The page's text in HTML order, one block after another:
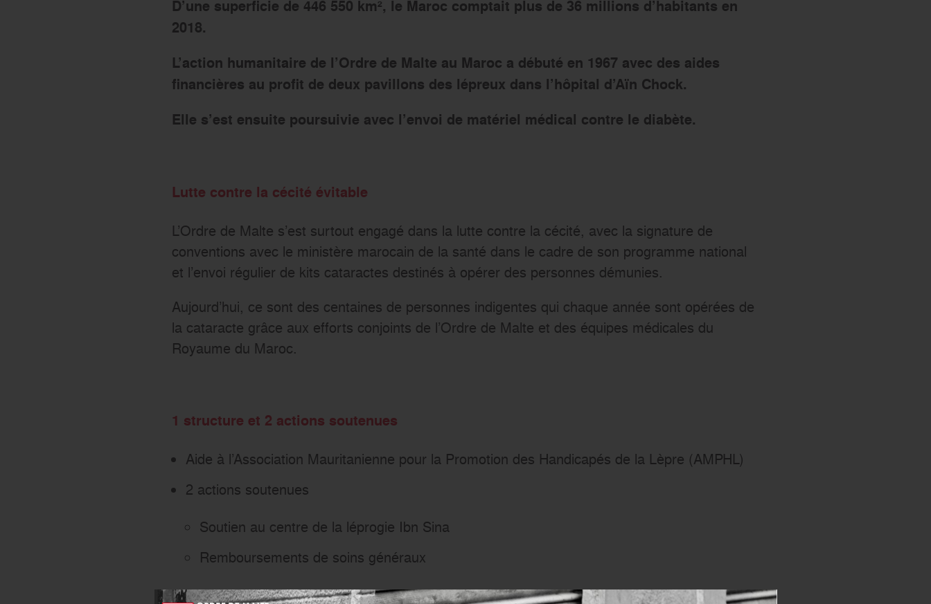
D’une superficie de 446 550 km², le Maroc comptait plus de 36 millions d’habitants en
2018.
L’action humanitaire de l’Ordre de Malte au Maroc a débuté en 1967 avec des aides
financières au profit de deux pavillons des lépreux dans l’hôpital d’Aïn Chock.
Elle s’est ensuite poursuivie avec l’envoi de matériel médical contre le diabète.
Lutte contre la cécité évitable
L’Ordre de Malte s’est surtout engagé dans la lutte contre la cécité, avec la signature de
conventions avec le ministère marocain de la santé dans le cadre de son programme national
et l’envoi régulier de kits cataractes destinés à opérer des personnes démunies.
Aujourd’hui, ce sont des centaines de personnes indigentes qui chaque année sont opérées de
la cataracte grâce aux efforts conjoints de l’Ordre de Malte et des équipes médicales du
Royaume du Maroc.
1 structure et 2 actions soutenues
Aide à l’Association Mauritanienne pour la Promotion des Handicapés de la Lèpre (AMPHL)
2 actions soutenues
Soutien au centre de la léprogie Ibn Sina
Remboursements de soins généraux